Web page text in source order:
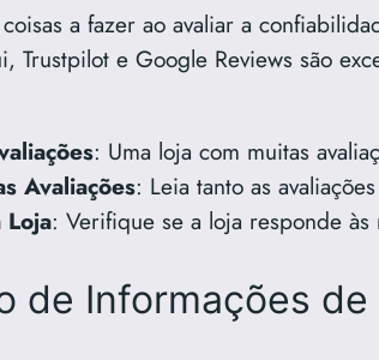
a fazer ao avaliar a
Trustpilot e Google Reviews são
: Uma loja com muitas
Avaliações: Leia tanto as
Loja: Verifique se a loja responde
de Informações